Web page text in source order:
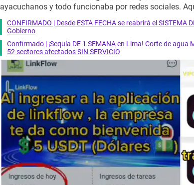
ayacuchanos y todo funcionaba por redes sociales.
CONFIRMADO | Desde ESTA FECHA se reabrirá el SISTEMA
Gobierno
Confirmado | ¡Sequía DE 1 SEMANA en Lima! Corte de agua
52 sectores afectados SIN SERVICIO